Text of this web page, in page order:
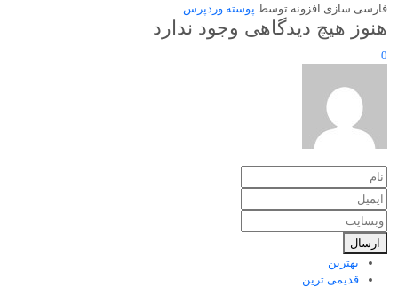
فارسی سازی افزونه توسط پوسته وردپرس
هنوز هیچ دیدگاهی وجود ندارد
0
ارسال
بهترین
قدیمی ترین